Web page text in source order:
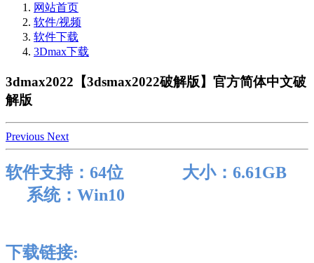
网站首页
软件/视频
软件下载
3Dmax下载
3dmax2022【3dsmax2022破解版】官方简体中文破
解版
Previous Next
软件支持：64位 大小：6.61GB
系统：Win10
下载链接: